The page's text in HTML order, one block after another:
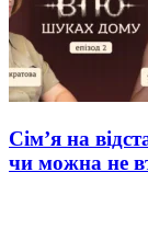
Сім’я на
чи можна не